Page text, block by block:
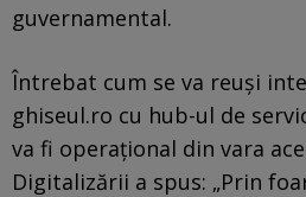
guvernamental.
Întrebat cum se va reuşi
ghiseul.ro cu hub-ul de
va fi operaţional din vara
Digitalizării a spus: „Prin